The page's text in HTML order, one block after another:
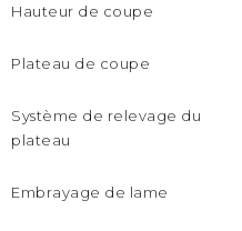
Hauteur de coupe
Plateau de coupe
Système de relevage du
plateau
Embrayage de lame